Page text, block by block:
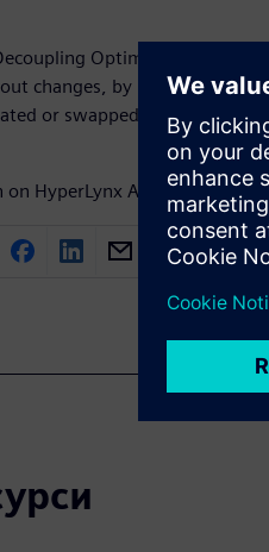
Optimizer can
changes, by identifying
or swapped with other
HyperLynx AC Decoupling